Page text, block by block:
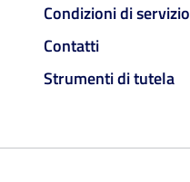
Condizioni di servizio
Contatti
Strumenti di tutela